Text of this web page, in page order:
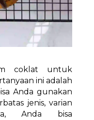
coklat untuk
ini adalah
Anda gunakan
jenis, varian
Anda bisa